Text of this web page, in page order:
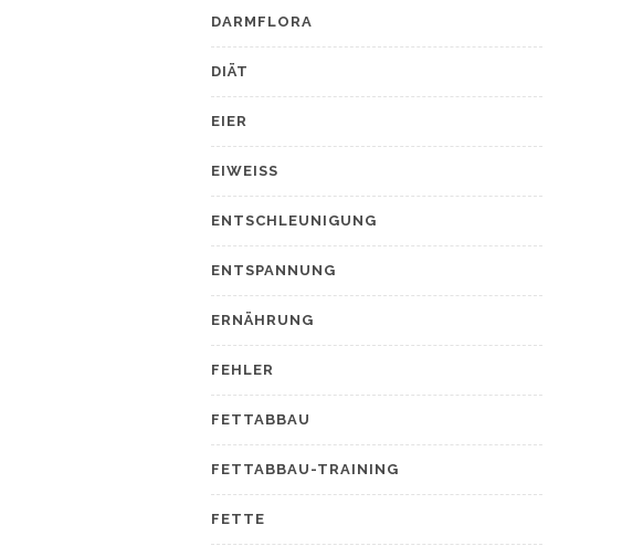
DARMFLORA
DIÄT
EIER
EIWEISS
ENTSCHLEUNIGUNG
ENTSPANNUNG
ERNÄHRUNG
FEHLER
FETTABBAU
FETTABBAU-TRAINING
FETTE